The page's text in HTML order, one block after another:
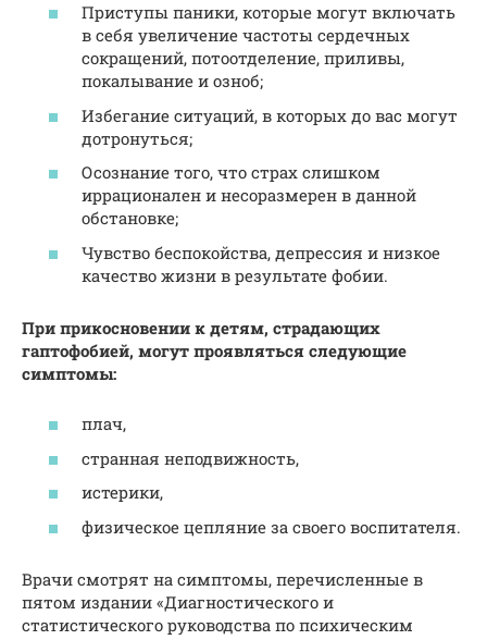
Приступы паники, которые могут включать
в себя увеличение частоты сердечных
сокращений, потоотделение, приливы,
покалывание и озноб;
Избегание ситуаций, в которых до вас могут
дотронуться;
Осознание того, что страх слишком
иррационален и несоразмерен в данной
обстановке;
Чувство беспокойства, депрессия и низкое
качество жизни в результате фобии.
При прикосновении к детям, страдающих
гаптофобией, могут проявляться следующие
симптомы:
плач,
странная неподвижность,
истерики,
физическое цепляние за своего воспитателя.
Врачи смотрят на симптомы, перечисленные в
пятом издании «Диагностического и
статистического руководства по психическим